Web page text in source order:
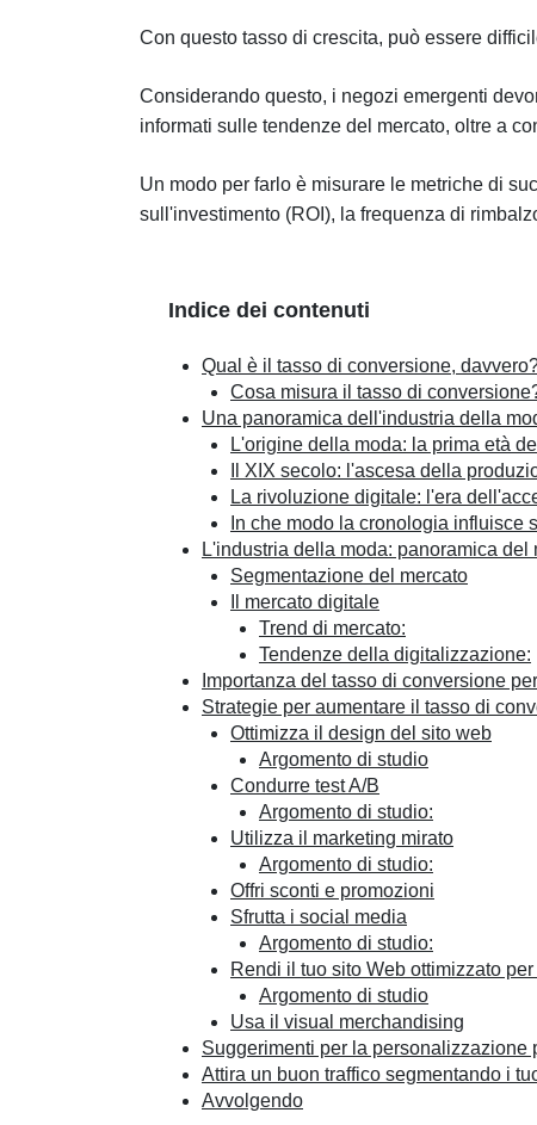
Con questo tasso di crescita, può essere
Considerando questo, i negozi emergenti
informati sulle tendenze del mercato, oltre a
Un modo per farlo è misurare le metriche di
sull'investimento (ROI), la frequenza di
Indice dei contenuti
Qual è il tasso di conversione,
Cosa misura il tasso di
Una panoramica dell'industria della
L'origine della moda: la prima età
Il XIX secolo: l'ascesa della
La rivoluzione digitale: l'era
In che modo la cronologia influisce
L'industria della moda: panoramica del
Segmentazione del mercato
Il mercato digitale
Trend di mercato:
Tendenze della digitalizzazione:
Importanza del tasso di conversione
Strategie per aumentare il tasso di
Ottimizza il design del sito web
Argomento di studio
Condurre test A/B
Argomento di studio:
Utilizza il marketing mirato
Argomento di studio:
Offri sconti e promozioni
Sfrutta i social media
Argomento di studio:
Rendi il tuo sito Web ottimizzato
Argomento di studio
Usa il visual merchandising
Suggerimenti per la personalizzazione
Attira un buon traffico segmentando i
Avvolgendo